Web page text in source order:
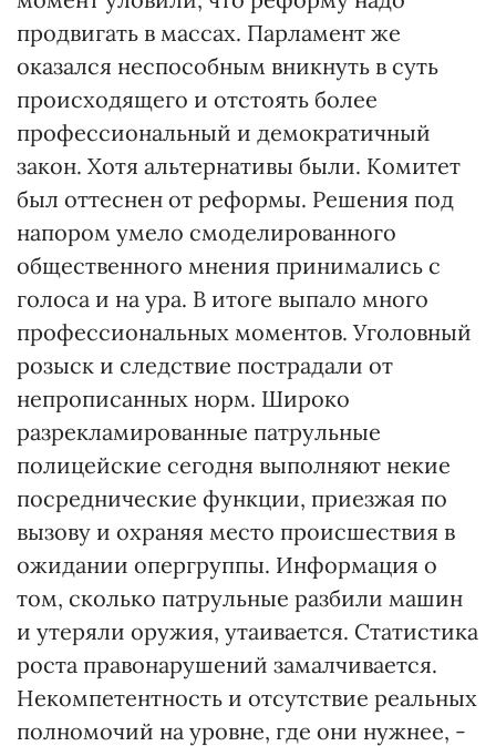
продвигать в массах. Парламент же
оказался неспособным вникнуть в суть
происходящего и отстоять более
профессиональный и демократичный
закон. Хотя альтернативы были. Комитет
был оттеснен от реформы. Решения под
напором умело смоделированного
общественного мнения принимались с
голоса и на ура. В итоге выпало много
профессиональных моментов. Уголовный
розыск и следствие пострадали от
непрописанных норм. Широко
разрекламированные патрульные
полицейские сегодня выполняют некие
посреднические функции, приезжая по
вызову и охраняя место происшествия в
ожидании опергруппы. Информация о
том, сколько патрульные разбили машин
и утеряли оружия, утаивается. Статистика
роста правонарушений замалчивается.
Некомпетентность и отсутствие реальных
полномочий на уровне, где они нужнее, -